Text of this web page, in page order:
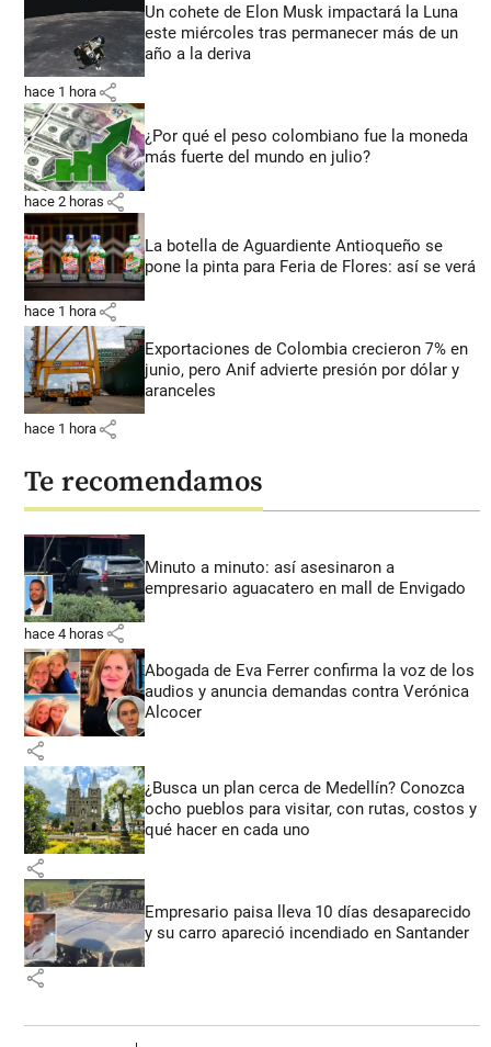
Un cohete de Elon Musk impactará la Luna
este miércoles tras permanecer más de un
año a la deriva
hace 1 hora share
¿Por qué el peso colombiano fue la moneda
más fuerte del mundo en julio?
hace 2 horas share
La botella de Aguardiente Antioqueño se
pone la pinta para Feria de Flores: así se verá
hace 1 hora share
Exportaciones de Colombia crecieron 7% en
junio, pero Anif advierte presión por dólar y
aranceles
hace 1 hora share
Te recomendamos
Minuto a minuto: así asesinaron a
empresario aguacatero en mall de Envigado
hace 4 horas share
Abogada de Eva Ferrer confirma la voz de los
audios y anuncia demandas contra Verónica
Alcocer
share
¿Busca un plan cerca de Medellín? Conozca
ocho pueblos para visitar, con rutas, costos y
qué hacer en cada uno
share
Empresario paisa lleva 10 días desaparecido
y su carro apareció incendiado en Santander
share